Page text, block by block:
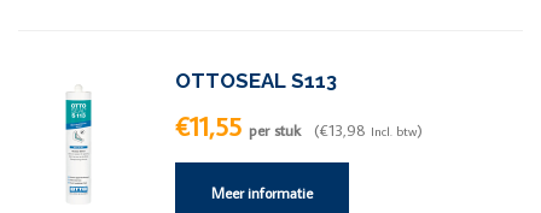
OTTOSEAL S113
€11,55 per stuk (€13,98 Incl. btw)
Meer informatie